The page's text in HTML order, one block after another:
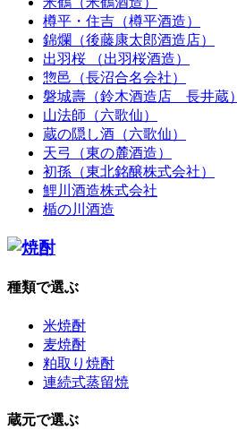
樽平・住吉（樽平酒造）
錦爛（後藤康太郎酒造店）
出羽桜 （出羽桜酒造）
惣邑（長沼合名会社）
磐城壽（鈴木酒造店 長井蔵）
山法師（六歌仙）
蔵の隠し酒（六歌仙）
天弓（東の麓酒造）
初孫（東北銘醸株式会社）
鯉川酒造株式会社
楯の川酒造
種類で選ぶ
米焼酎
麦焼酎
粕取り焼酎
連続式蒸留焼
蔵元で選ぶ